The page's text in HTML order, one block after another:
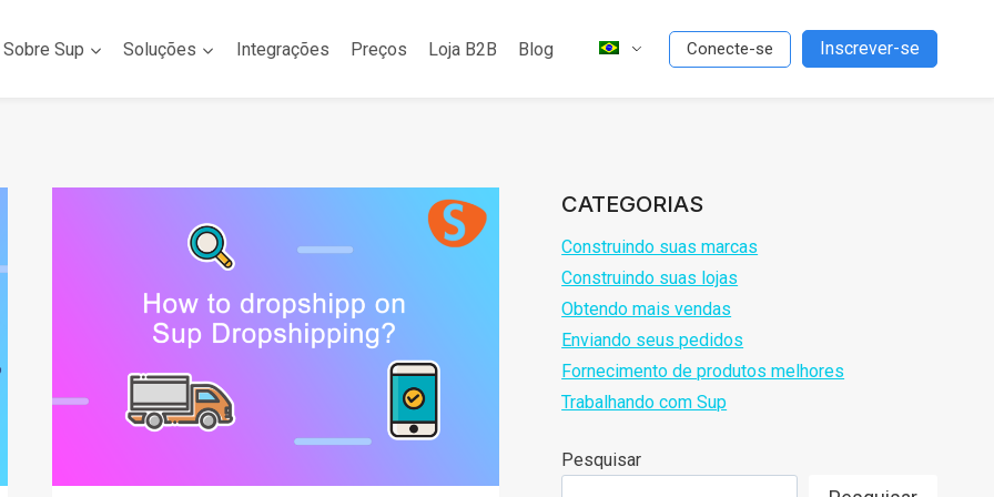
Sobre Sup Soluções Integrações Preços Loja B2B Blog Conecte-se Inscrever-se
CATEGORIAS
Construindo suas marcas
Construindo suas lojas
Obtendo mais vendas
Enviando seus pedidos
Fornecimento de produtos melhores
Trabalhando com Sup
Pesquisar